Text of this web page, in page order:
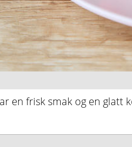
en frisk smak og en glatt